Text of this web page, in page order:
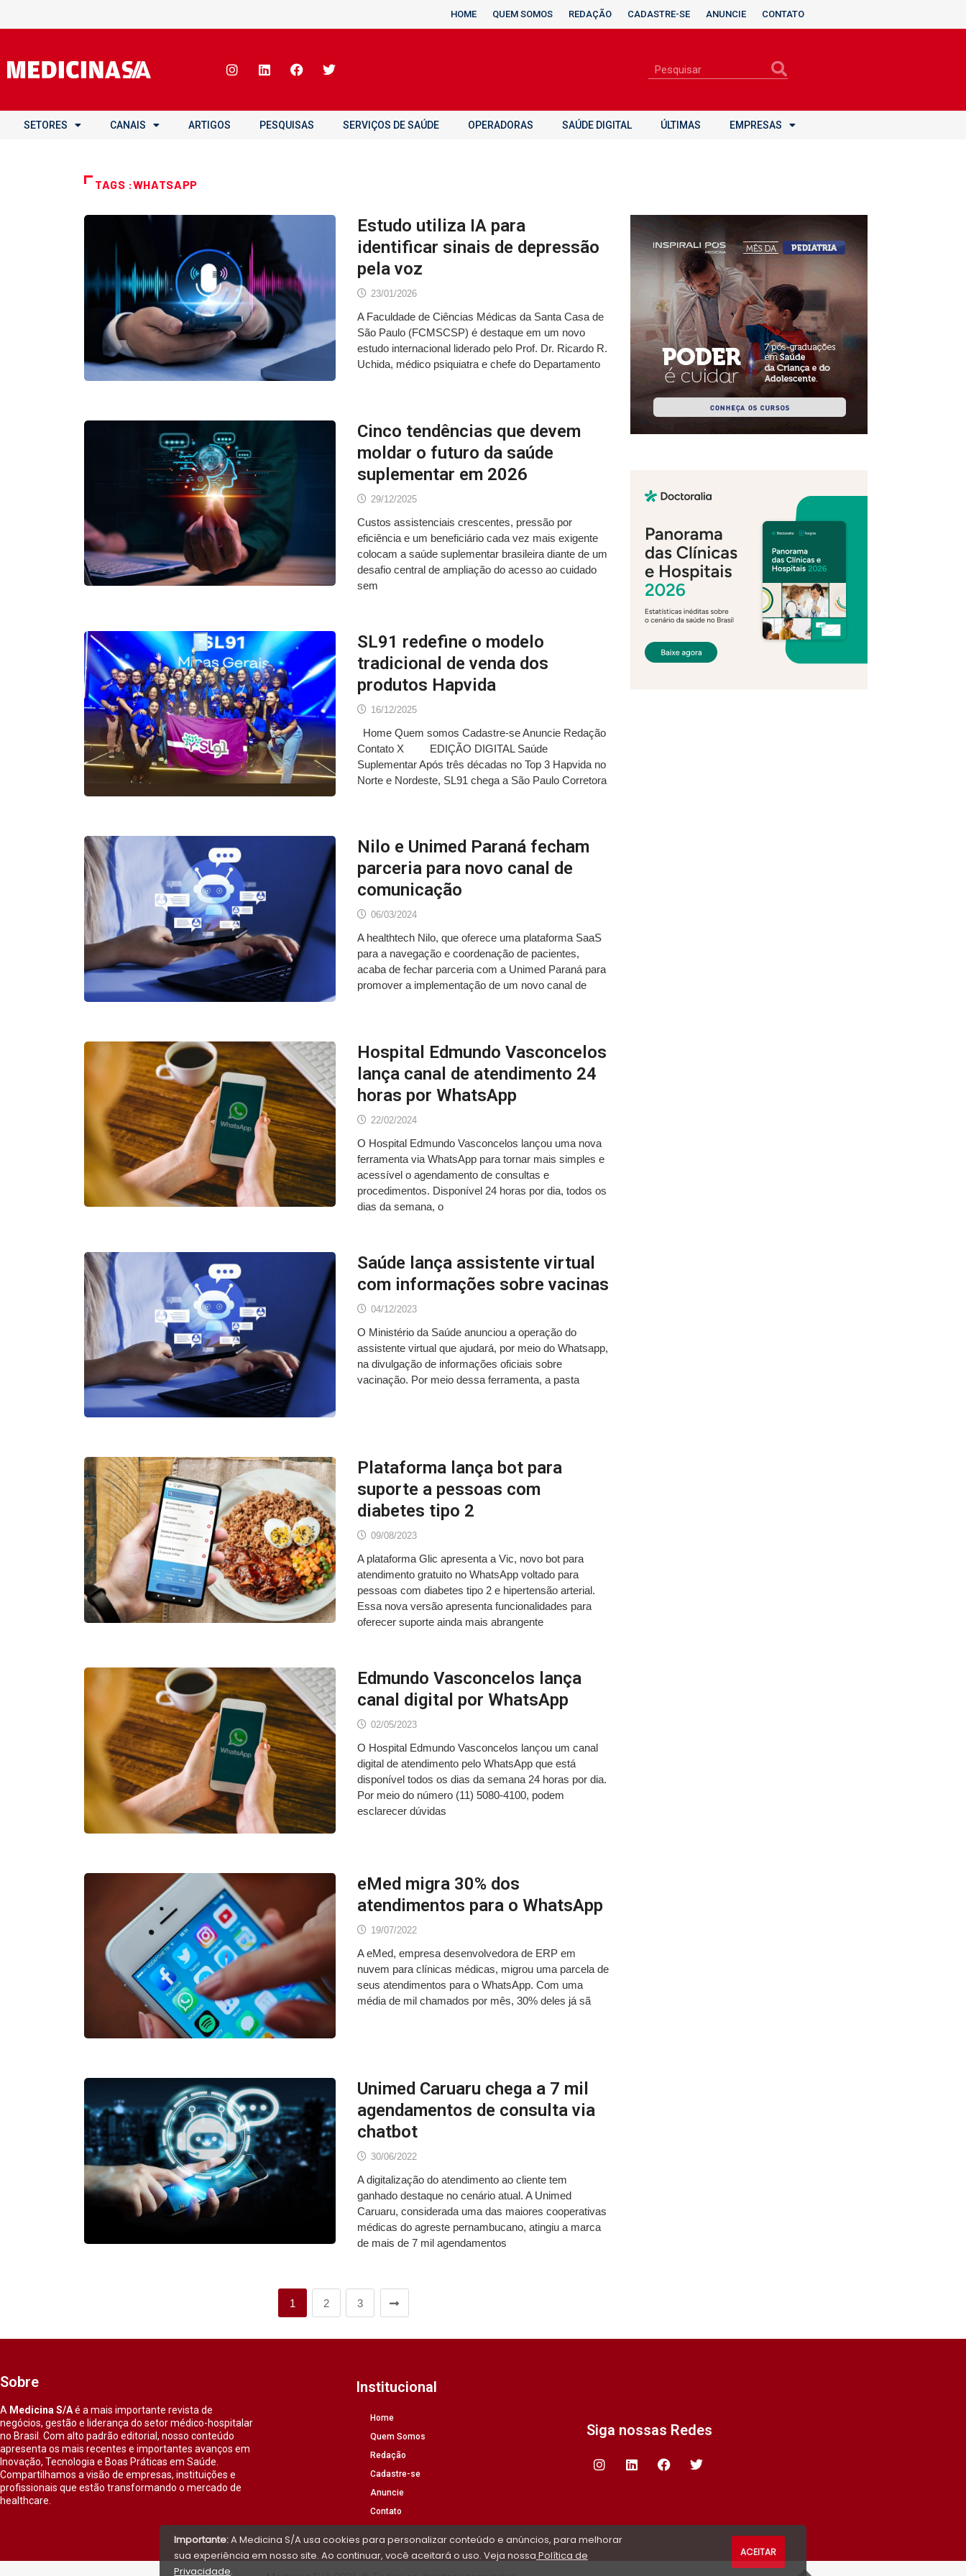
HOME QUEM SOMOS REDAÇÃO CADASTRE-SE ANUNCIE CONTATO
SETORES CANAIS ARTIGOS PESQUISAS SERVIÇOS DE SAÚDE OPERADORAS SAÚDE DIGITAL ÚLTIMAS EMPRESAS
TAGS :WHATSAPP
Estudo utiliza IA para
identificar sinais de depressão
pela voz
23/01/2026
A Faculdade de Ciências Médicas da Santa Casa de
São Paulo (FCMSCSP) é destaque em um novo
estudo internacional liderado pelo Prof. Dr. Ricardo R.
Uchida, médico psiquiatra e chefe do Departamento
Cinco tendências que devem
moldar o futuro da saúde
suplementar em 2026
29/12/2025
Custos assistenciais crescentes, pressão por
eficiência e um beneficiário cada vez mais exigente
colocam a saúde suplementar brasileira diante de um
desafio central de ampliação do acesso ao cuidado
sem
SL91 redefine o modelo
tradicional de venda dos
produtos Hapvida
16/12/2025
Home Quem somos Cadastre-se Anuncie Redação
Contato X EDIÇÃO DIGITAL Saúde
Suplementar Após três décadas no Top 3 Hapvida no
Norte e Nordeste, SL91 chega a São Paulo Corretora
Nilo e Unimed Paraná fecham
parceria para novo canal de
comunicação
06/03/2024
A healthtech Nilo, que oferece uma plataforma SaaS
para a navegação e coordenação de pacientes,
acaba de fechar parceria com a Unimed Paraná para
promover a implementação de um novo canal de
Hospital Edmundo Vasconcelos
lança canal de atendimento 24
horas por WhatsApp
22/02/2024
O Hospital Edmundo Vasconcelos lançou uma nova
ferramenta via WhatsApp para tornar mais simples e
acessível o agendamento de consultas e
procedimentos. Disponível 24 horas por dia, todos os
dias da semana, o
Saúde lança assistente virtual
com informações sobre vacinas
04/12/2023
O Ministério da Saúde anunciou a operação do
assistente virtual que ajudará, por meio do Whatsapp,
na divulgação de informações oficiais sobre
vacinação. Por meio dessa ferramenta, a pasta
Plataforma lança bot para
suporte a pessoas com
diabetes tipo 2
09/08/2023
A plataforma Glic apresenta a Vic, novo bot para
atendimento gratuito no WhatsApp voltado para
pessoas com diabetes tipo 2 e hipertensão arterial.
Essa nova versão apresenta funcionalidades para
oferecer suporte ainda mais abrangente
Edmundo Vasconcelos lança
canal digital por WhatsApp
02/05/2023
O Hospital Edmundo Vasconcelos lançou um canal
digital de atendimento pelo WhatsApp que está
disponível todos os dias da semana 24 horas por dia.
Por meio do número (11) 5080-4100, podem
esclarecer dúvidas
eMed migra 30% dos
atendimentos para o WhatsApp
19/07/2022
A eMed, empresa desenvolvedora de ERP em
nuvem para clínicas médicas, migrou uma parcela de
seus atendimentos para o WhatsApp. Com uma
média de mil chamados por mês, 30% deles já sã
Unimed Caruaru chega a 7 mil
agendamentos de consulta via
chatbot
30/06/2022
A digitalização do atendimento ao cliente tem
ganhado destaque no cenário atual. A Unimed
Caruaru, considerada uma das maiores cooperativas
médicas do agreste pernambucano, atingiu a marca
de mais de 7 mil agendamentos
1 2 3
Sobre
A Medicina S/Aé a mais importante revista de
negócios, gestão e liderança do setor médico-hospitalar
no Brasil. Com alto padrão editorial, nosso conteúdo
apresenta os mais recentes e importantes avanços em
Inovação, Tecnologia e Boas Práticas em Saúde.
Compartilhamos a visão de empresas, instituições e
profissionais que estão transformando o mercado de
healthcare.
Institucional
Home
Quem Somos
Redação
Cadastre-se
Anuncie
Contato
Siga nossas Redes
Importante:A Medicina S/A usa cookies para personalizar conteúdo e anúncios, para melhorar
sua experiência em nosso site. Ao continuar, você aceitará o uso. Veja nossa Política de
Privacidade.
ACEITAR